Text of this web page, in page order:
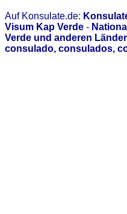
Auf Konsulate.de:
Visum Kap Verde -
Verde und anderen
consulado, consulados,